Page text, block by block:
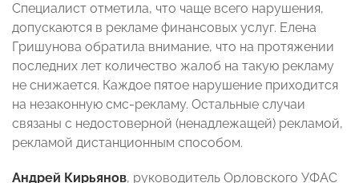
Специалист отметила, что чаще всего нарушения,
допускаются в рекламе финансовых услуг. Елена
Гришунова обратила внимание, что на протяжении
последних лет количество жалоб на такую рекламу
не снижается. Каждое пятое нарушение приходится
на незаконную смс-рекламу. Остальные случаи
связаны с недостоверной (ненадлежащей) рекламой,
рекламой дистанционным способом.
Андрей Кирьянов, руководитель Орловского УФАС